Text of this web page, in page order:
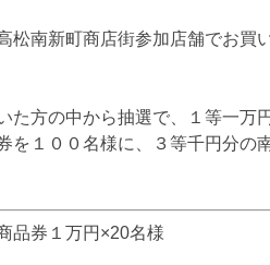
松南新町商店街参加店舗でお買
た方の中から抽選で、１等一万
を１００名様に、３等千円分の
品券１万円×20名様